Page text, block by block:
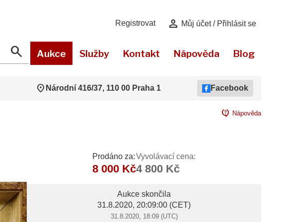
Registrovat person Můj účet / Přihlásit se
search Aukce Služby Kontakt Nápověda Blog
location_on Národní 416/37, 110 00 Praha 1 Facebook
contact_support Nápověda
Prodáno za:
8 000 Kč
Vyvolávací cena:
4 800 Kč
Aukce skončila
31.8.2020, 20:09:00 (CET)
31.8.2020, 18:09 (UTC)